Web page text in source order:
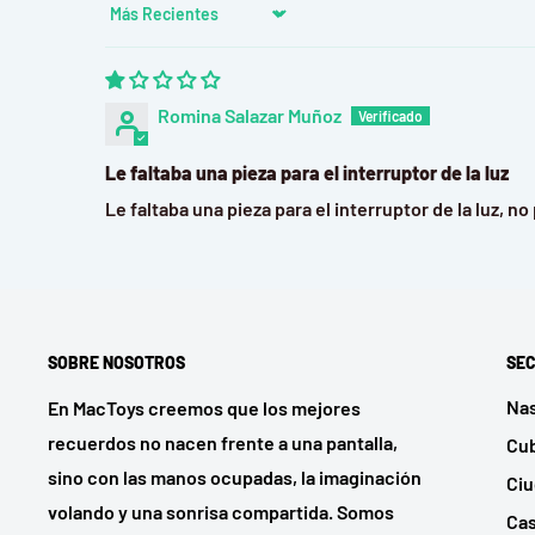
Sort by
Romina Salazar Muñoz
Le faltaba una pieza para el interruptor de la luz
Le faltaba una pieza para el interruptor de la luz,
SOBRE NOSOTROS
En MacToys creemos que los mejores
recuerdos no nacen frente a una pantalla,
sino con las manos ocupadas, la imaginación
volando y una sonrisa compartida. Somos